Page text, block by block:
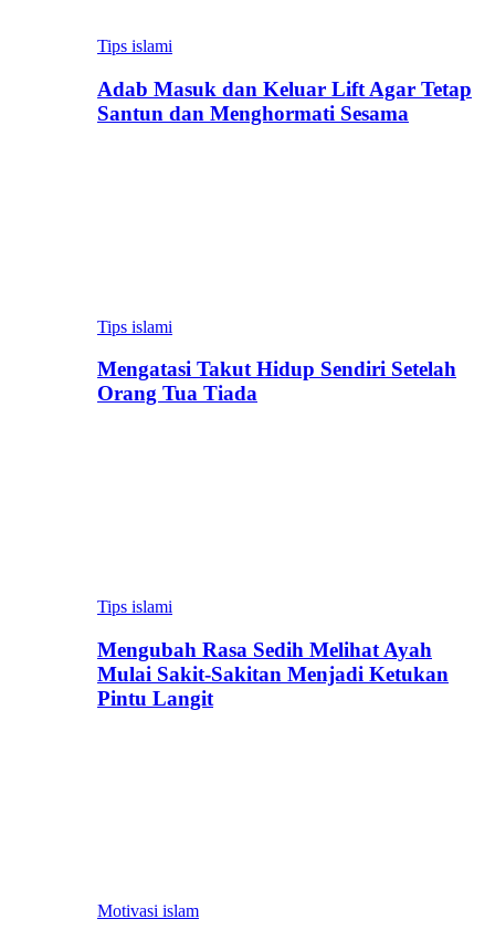
Tips islami
Adab Masuk dan Keluar Lift Agar Tetap
Santun dan Menghormati Sesama
Tips islami
Mengatasi Takut Hidup Sendiri Setelah
Orang Tua Tiada
Tips islami
Mengubah Rasa Sedih Melihat Ayah
Mulai Sakit-Sakitan Menjadi Ketukan
Pintu Langit
Motivasi islam